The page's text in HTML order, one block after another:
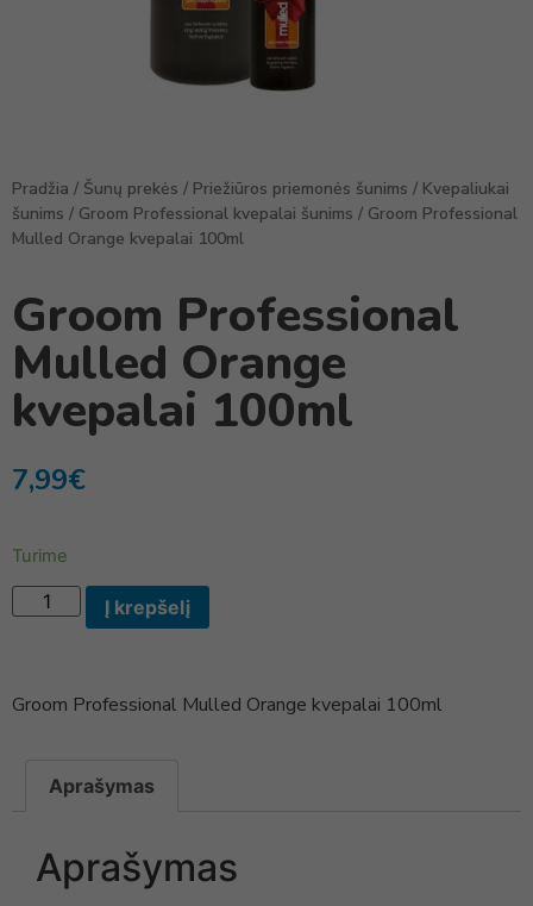
Pradžia / Šunų prekės / Priežiūros priemonės šunims / Kvepaliukai
šunims / Groom Professional kvepalai šunims / Groom Professional
Mulled Orange kvepalai 100ml
Groom Professional
Mulled Orange
kvepalai 100ml
7,99€
Turime
Į krepšelį
Groom Professional Mulled Orange kvepalai 100ml
Aprašymas
Aprašymas